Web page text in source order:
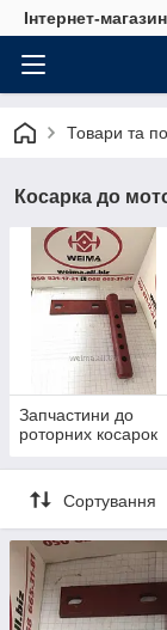
Інтернет-
Товари та
Косарка до
Запчастини до
роторних косарок
Сортування